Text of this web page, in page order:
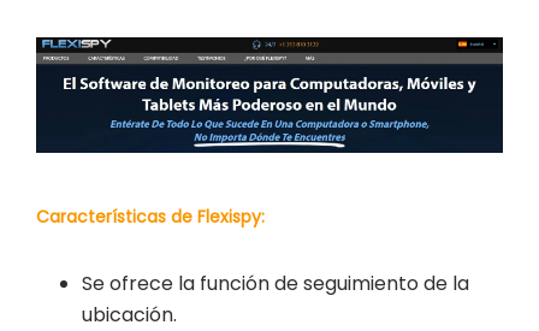
Características de Flexispy:
Se ofrece la función de seguimiento de la
ubicación.